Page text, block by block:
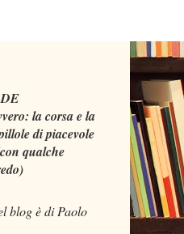
la corsa e la
di piacevole
qualche
blog è di Paolo